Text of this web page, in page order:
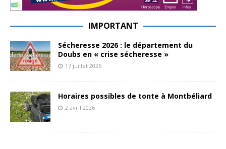
IMPORTANT
Sécheresse 2026 : le département du
Doubs en « crise sécheresse »
17 juillet 2026
Horaires possibles de tonte à Montbéliard
2 avril 2026